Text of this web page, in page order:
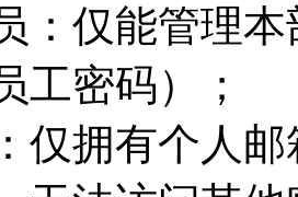
：仅能管理
工密码）；
仅拥有个人